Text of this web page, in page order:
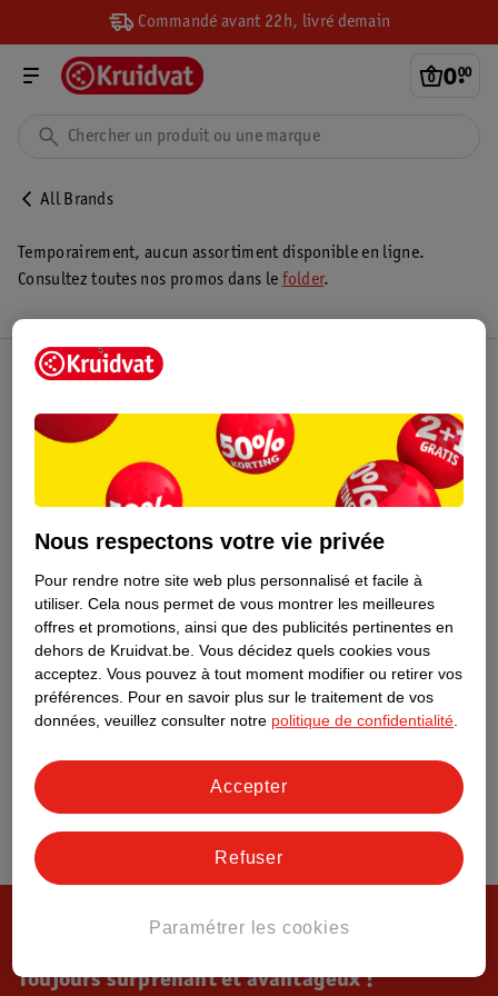
Commandé avant 22h, livré demain
0.
00
All Brands
Temporairement, aucun assortiment disponible en ligne.
Consultez toutes nos promos dans le folder.
Toujours surprenant et avantageux !
Nous respectons votre vie privée
Pour rendre notre site web plus personnalisé et facile à
utiliser. Cela nous permet de vous montrer les meilleures
offres et promotions, ainsi que des publicités pertinentes en
dehors de Kruidvat.be. Vous décidez quels cookies vous
acceptez. Vous pouvez à tout moment modifier ou retirer vos
préférences. Pour en savoir plus sur le traitement de vos
données, veuillez consulter notre politique de confidentialité
Paramétrer les cookies
Refuser
Accepter